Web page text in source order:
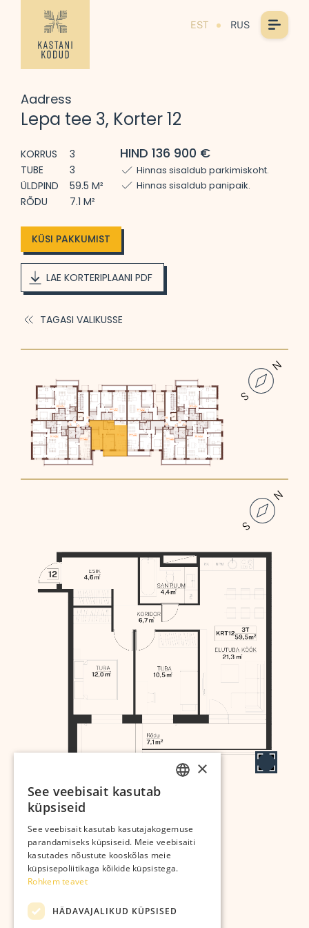
EST RUS
Aadress
Lepa tee 3, Korter 12
KORRUS
3
TUBE
3
ÜLDPIND
59.5 M²
RÕDU
7.1 M²
HIND 136 900 €
Hinnas sisaldub parkimiskoht.
Hinnas sisaldub panipaik.
KÜSI PAKKUMIST
LAE KORTERIPLAANI PDF
TAGASI VALIKUSSE
Arendab:
×
See veebisait kasutab
küpsiseid
See veebisait kasutab kasutajakogemuse
parandamiseks küpsiseid. Meie veebisaiti
kasutades nõustute kooskõlas meie
küpsisepoliitikaga kõikide küpsistega.
Rohkem teavet
HÄDAVAJALIKUD KÜPSISED